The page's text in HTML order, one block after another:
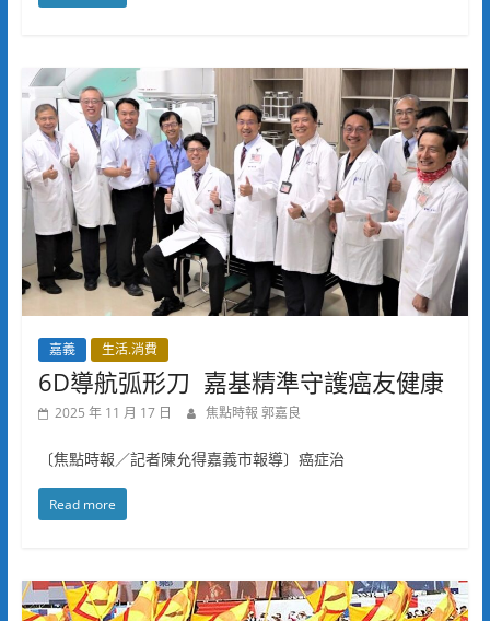
嘉義 生活.消費
6D導航弧形刀 嘉基精準守護癌友健康
2025 年 11 月 17 日 焦點時報 郭嘉良
〔焦點時報／記者陳允得嘉義市報導〕癌症治
Read more